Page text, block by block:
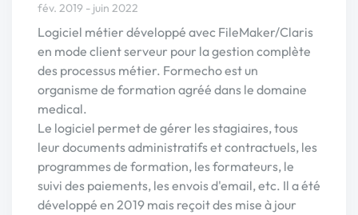
fév. 2019 - juin 2022
Logiciel métier développé avec FileMaker/Claris
en mode client serveur pour la gestion complète
des processus métier. Formecho est un
organisme de formation agréé dans le domaine
medical.
Le logiciel permet de gérer les stagiaires, tous
leur documents administratifs et contractuels, les
programmes de formation, les formateurs, le
suivi des paiements, les envois d'email, etc. Il a été
développé en 2019 mais reçoit des mise à jour